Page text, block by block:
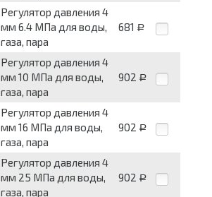
Регулятор давления 4
мм 6.4 МПа для воды,
газа, пара
681 Р
Регулятор давления 4
мм 10 МПа для воды,
газа, пара
902 Р
Регулятор давления 4
мм 16 МПа для воды,
газа, пара
902 Р
Регулятор давления 4
мм 25 МПа для воды,
газа, пара
902 Р